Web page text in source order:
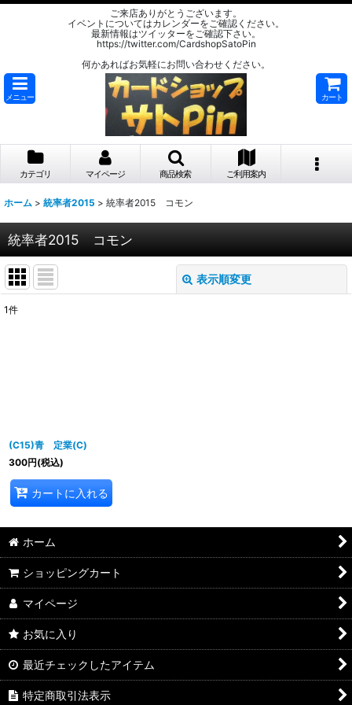
ご来店ありがとうございます。
イベントについてはカレンダーをご確認ください。
最新情報はツイッターをご確認下さい。
https://twitter.com/CardshopSatoPin
何かあればお気軽にお問い合わせください。
メニュー カート
カテゴリ マイページ 商品検索 ご利用案内
ホーム > 統率者2015 > 統率者2015 コモン
統率者2015 コモン
表示順変更
1件
(C15)青 定業(C)
300円(税込)
カートに入れる
ホーム
ショッピングカート
マイページ
お気に入り
最近チェックしたアイテム
特定商取引法表示